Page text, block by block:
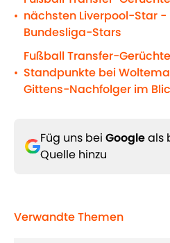
• nächsten Liverpool-Star -
Bundesliga-Stars
•
Fußball Transfer-
Standpunkte bei
Gittens-Nachfolger im
Füg uns bei Googleals
Quelle hinzu
Verwandte Themen